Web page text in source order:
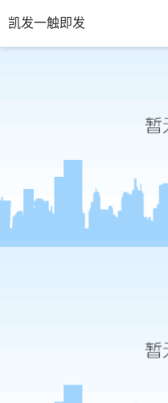
凯发一触即发